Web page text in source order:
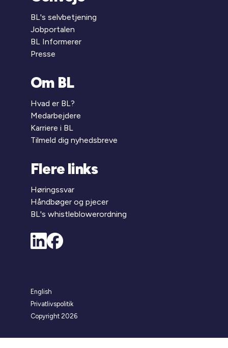
BL's selvbetjening
Jobportalen
BL Informerer
Presse
Om BL
Hvad er BL?
Medarbejdere
Karriere i BL
Tilmeld dig nyhedsbreve
Flere links
Høringssvar
Håndbøger og pjecer
BL's whistleblowerordning
English
Privatlivspolitik
Copyright 2026